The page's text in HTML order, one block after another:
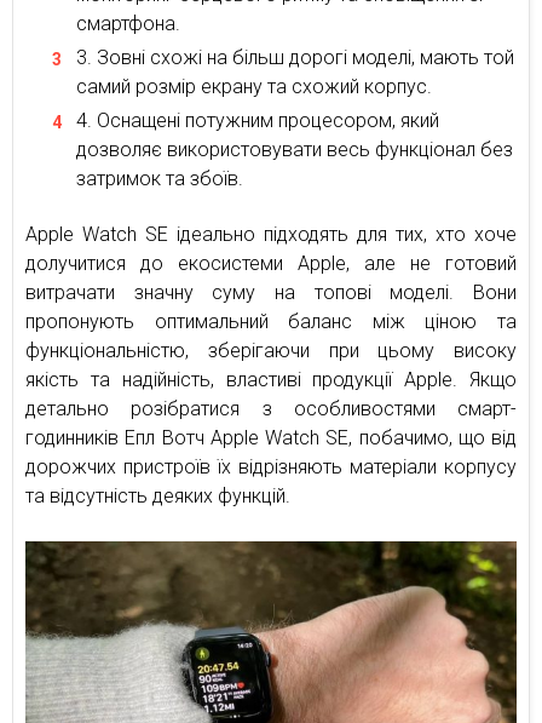
смартфона.
Зовні схожі на більш дорогі моделі, мають той
самий розмір екрану та схожий корпус.
Оснащені потужним процесором, який
дозволяє використовувати весь функціонал без
затримок та збоїв.
Apple Watch SE ідеально підходять для тих, хто хоче
долучитися до екосистеми Apple, але не готовий
витрачати значну суму на топові моделі. Вони
пропонують оптимальний баланс між ціною та
функціональністю, зберігаючи при цьому високу
якість та надійність, властиві продукції Apple. Якщо
детально розібратися з особливостями смарт-
годинників Епл Вотч Apple Watch SE, побачимо, що від
дорожчих пристроїв їх відрізняють матеріали корпусу
та відсутність деяких функцій.